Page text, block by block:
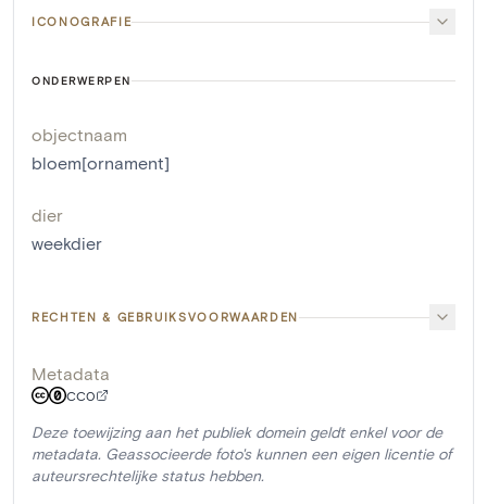
ICONOGRAFIE
ONDERWERPEN
objectnaam
bloem[ornament]
dier
weekdier
RECHTEN & GEBRUIKSVOORWAARDEN
Metadata
CC0
Deze toewijzing aan het publiek domein geldt enkel voor de
metadata. Geassocieerde foto's kunnen een eigen licentie of
auteursrechtelijke status hebben.